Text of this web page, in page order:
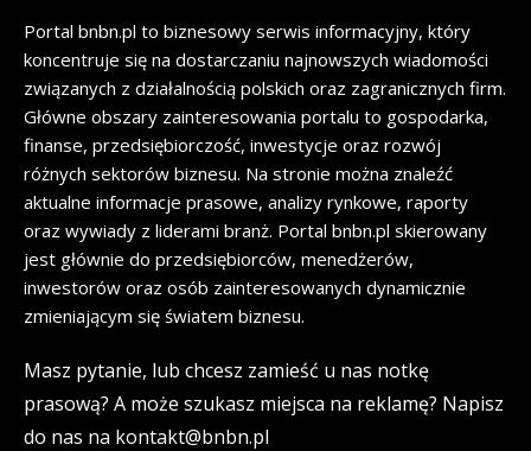
Portal bnbn.pl to biznesowy serwis informacyjny, który
koncentruje się na dostarczaniu najnowszych wiadomości
związanych z działalnością polskich oraz zagranicznych firm.
Główne obszary zainteresowania portalu to gospodarka,
finanse, przedsiębiorczość, inwestycje oraz rozwój
różnych sektorów biznesu. Na stronie można znaleźć
aktualne informacje prasowe, analizy rynkowe, raporty
oraz wywiady z liderami branż. Portal bnbn.pl skierowany
jest głównie do przedsiębiorców, menedżerów,
inwestorów oraz osób zainteresowanych dynamicznie
zmieniającym się światem biznesu.
Masz pytanie, lub chcesz zamieść u nas notkę
prasową? A może szukasz miejsca na reklamę? Napisz
do nas na kontakt@bnbn.pl